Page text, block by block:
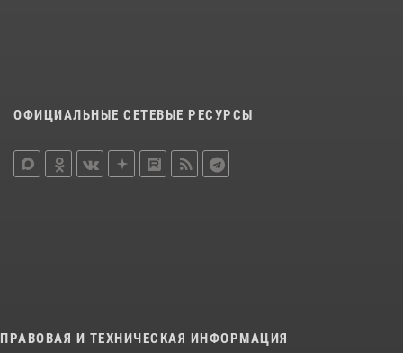
ОФИЦИАЛЬНЫЕ СЕТЕВЫЕ РЕСУРСЫ
ПРАВОВАЯ И ТЕХНИЧЕСКАЯ ИНФОРМАЦИЯ